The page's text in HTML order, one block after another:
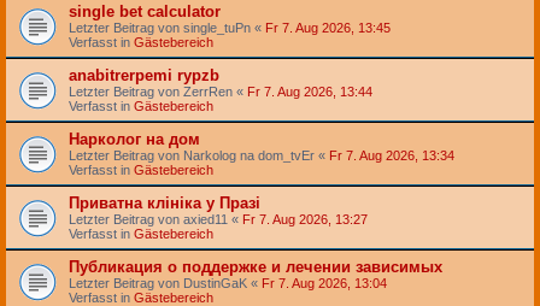
single bet calculator
Letzter Beitrag von single_tuPn « Fr 7. Aug 2026, 13:45
Verfasst in Gästebereich
anabitrerpemi rypzb
Letzter Beitrag von ZerrRen « Fr 7. Aug 2026, 13:44
Verfasst in Gästebereich
Нарколог на дом
Letzter Beitrag von Narkolog na dom_tvEr « Fr 7. Aug 2026, 13:34
Verfasst in Gästebereich
Приватна клініка у Празі
Letzter Beitrag von axied11 « Fr 7. Aug 2026, 13:27
Verfasst in Gästebereich
Публикация о поддержке и лечении зависимых
Letzter Beitrag von DustinGaK « Fr 7. Aug 2026, 13:04
Verfasst in Gästebereich